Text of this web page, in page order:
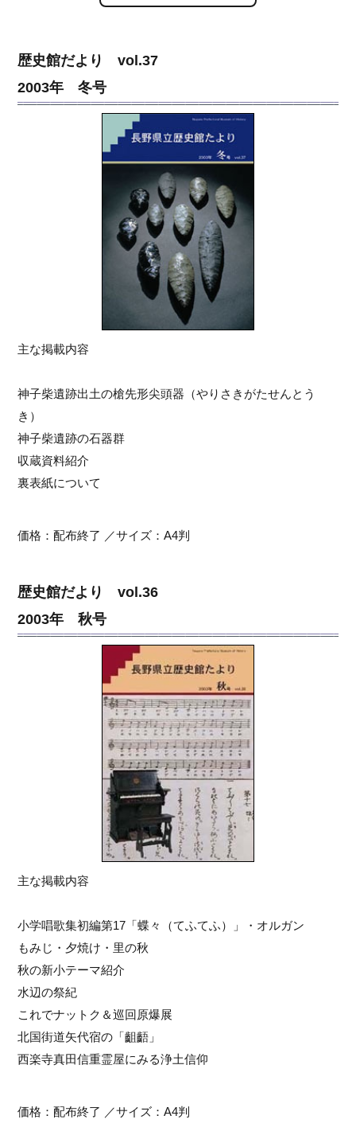
歴史館だより vol.37
2003年 冬号
主な掲載内容
神子柴遺跡出土の槍先形尖頭器（やりさきがたせんとう
き）
神子柴遺跡の石器群
収蔵資料紹介
裏表紙について
価格：配布終了 ／サイズ：A4判
歴史館だより vol.36
2003年 秋号
主な掲載内容
小学唱歌集初編第17「蝶々（てふてふ）」・オルガン
もみじ・夕焼け・里の秋
秋の新小テーマ紹介
水辺の祭紀
これでナットク＆巡回原爆展
北国街道矢代宿の「齟齬」
西楽寺真田信重霊屋にみる浄土信仰
価格：配布終了 ／サイズ：A4判